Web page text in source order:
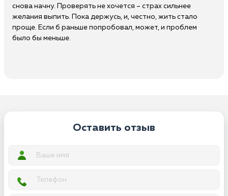
снова начну. Проверять не хочется – страх сильнее
желания выпить. Пока держусь, и, честно, жить стало
проще. Если б раньше попробовал, может, и проблем
было бы меньше.
Оставить отзыв